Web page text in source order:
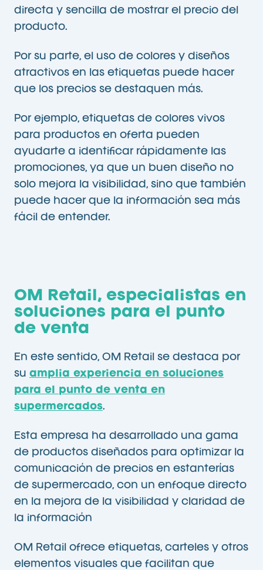
directa y sencilla de mostrar el precio del
producto.
Por su parte, el uso de colores y diseños
atractivos en las etiquetas puede hacer
que los precios se destaquen más.
Por ejemplo, etiquetas de colores vivos
para productos en oferta pueden
ayudarte a identificar rápidamente las
promociones, ya que un buen diseño no
solo mejora la visibilidad, sino que también
puede hacer que la información sea más
fácil de entender.
OM Retail, especialistas en
soluciones para el punto
de venta
En este sentido, OM Retail se destaca por
su amplia experiencia en soluciones
para el punto de venta en
supermercados.
Esta empresa ha desarrollado una gama
de productos diseñados para optimizar la
comunicación de precios en estanterías
de supermercado, con un enfoque directo
en la mejora de la visibilidad y claridad de
la información
OM Retail ofrece etiquetas, carteles y otros
elementos visuales que facilitan que